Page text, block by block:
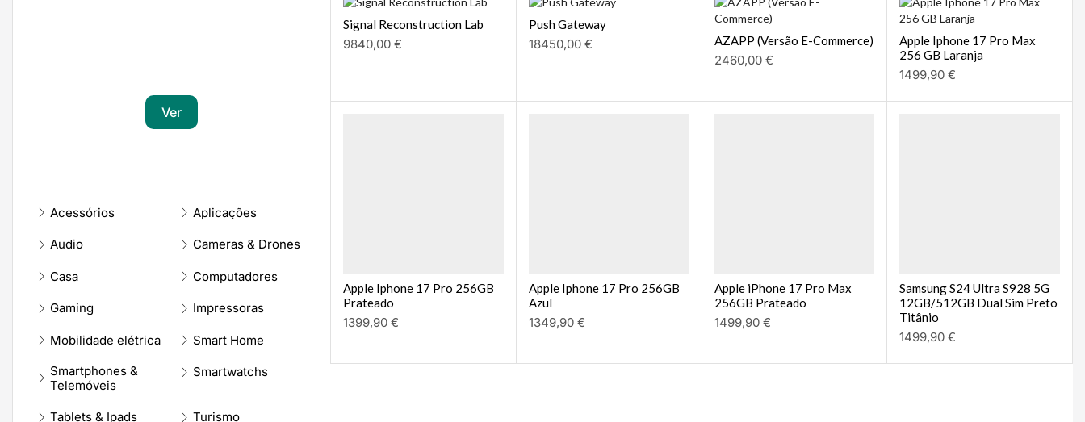
Ver
Acessórios Aplicações
Audio Cameras & Drones
Casa Computadores
Gaming Impressoras
Mobilidade elétrica
Smart Home
Smartphones &
Telemóveis
Smartwatchs
Tablets & Ipads Turismo
Signal Reconstruction Lab
9840,00€
Push Gateway
18450,00 € AZAPP (Versão E-Commerce)
2460,00 €
Apple Iphone 17 Pro Max
256 GB Laranja
1499,90€
Apple Iphone 17 Pro 256GB
Prateado
1399,90€
Apple Iphone 17 Pro 256GB
Azul
1349,90 €
Apple iPhone 17 Pro Max
256GB Prateado
1499,90 €
Samsung S24 Ultra S928 5G
12GB/512GB Dual Sim Preto
Titânio
1499,90€